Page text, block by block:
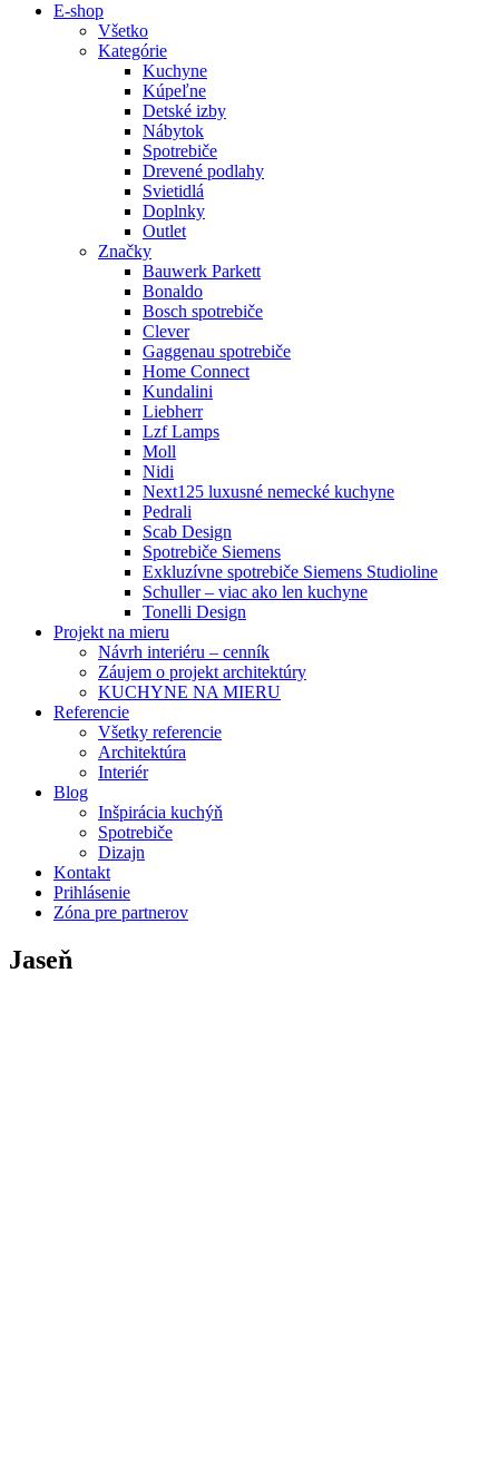
E-shop
Všetko
Kategórie
Kuchyne
Kúpeľne
Detské izby
Nábytok
Spotrebiče
Drevené podlahy
Svietidlá
Doplnky
Outlet
Značky
Bauwerk Parkett
Bonaldo
Bosch spotrebiče
Clever
Gaggenau spotrebiče
Home Connect
Kundalini
Liebherr
Lzf Lamps
Moll
Nidi
Next125 luxusné nemecké kuchyne
Pedrali
Scab Design
Spotrebiče Siemens
Exkluzívne spotrebiče Siemens Studioline
Schuller – viac ako len kuchyne
Tonelli Design
Projekt na mieru
Návrh interiéru – cenník
Záujem o projekt architektúry
KUCHYNE NA MIERU
Referencie
Všetky referencie
Architektúra
Interiér
Blog
Inšpirácia kuchýň
Spotrebiče
Dizajn
Kontakt
Prihlásenie
Zóna pre partnerov
Jaseň